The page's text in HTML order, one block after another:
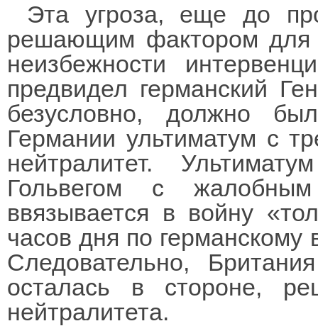
Эта угроза, еще до
решающим фактором для
неизбежности
предвидел германский
безусловно, должно
Германии ультиматум с
нейтралитет.
Гольвегом с
ввязывается в войну
часов дня по германскому
Следовательно,
осталась в стороне,
нейтралитета.